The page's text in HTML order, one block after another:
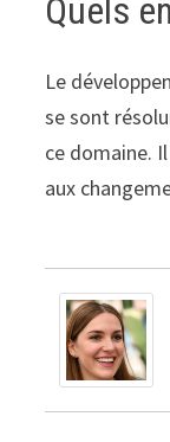
Quels
Le
se sont
ce domaine.
aux